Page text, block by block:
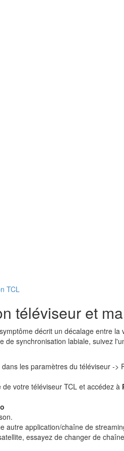
TCL
téléviseur et
décrit un décalage entre
synchronisation labiale, suivez
les paramètres du téléviseur ->
votre téléviseur TCL et accédez à
autre application/chaîne de
essayez de changer de